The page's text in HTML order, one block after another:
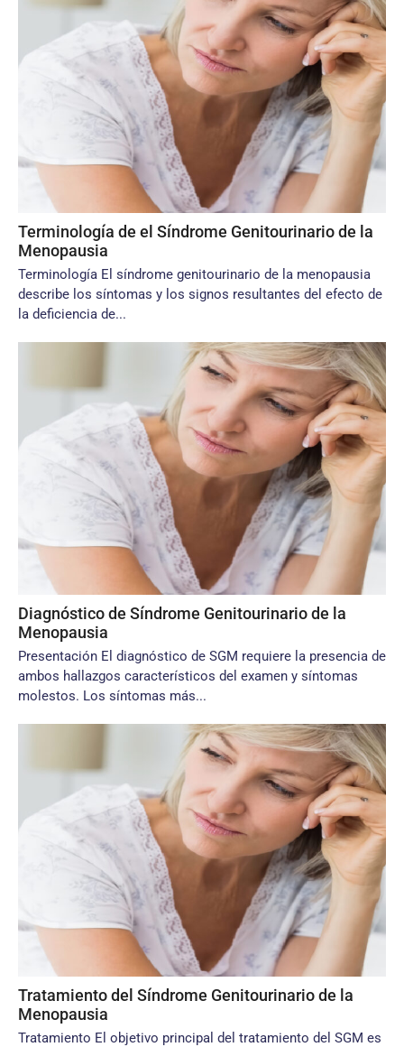
Terminología de el Síndrome Genitourinario de la
Menopausia
Terminología El síndrome genitourinario de la menopausia
describe los síntomas y los signos resultantes del efecto de
la deficiencia de...
Diagnóstico de Síndrome Genitourinario de la
Menopausia
Presentación El diagnóstico de SGM requiere la presencia de
ambos hallazgos característicos del examen y síntomas
molestos. Los síntomas más...
Tratamiento del Síndrome Genitourinario de la
Menopausia
Tratamiento El objetivo principal del tratamiento del SGM es